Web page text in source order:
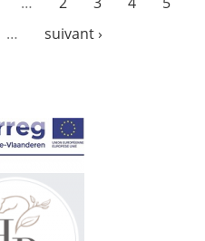
…
suivant ›